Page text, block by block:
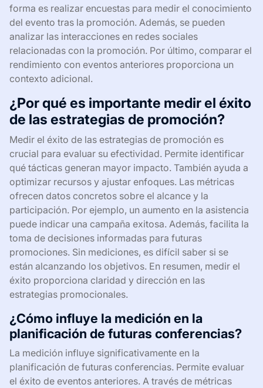
forma es realizar encuestas para medir el conocimiento
del evento tras la promoción. Además, se pueden
analizar las interacciones en redes sociales
relacionadas con la promoción. Por último, comparar el
rendimiento con eventos anteriores proporciona un
contexto adicional.
¿Por qué es importante medir el éxito
de las estrategias de promoción?
Medir el éxito de las estrategias de promoción es
crucial para evaluar su efectividad. Permite identificar
qué tácticas generan mayor impacto. También ayuda a
optimizar recursos y ajustar enfoques. Las métricas
ofrecen datos concretos sobre el alcance y la
participación. Por ejemplo, un aumento en la asistencia
puede indicar una campaña exitosa. Además, facilita la
toma de decisiones informadas para futuras
promociones. Sin mediciones, es difícil saber si se
están alcanzando los objetivos. En resumen, medir el
éxito proporciona claridad y dirección en las
estrategias promocionales.
¿Cómo influye la medición en la
planificación de futuras conferencias?
La medición influye significativamente en la
planificación de futuras conferencias. Permite evaluar
el éxito de eventos anteriores. A través de métricas